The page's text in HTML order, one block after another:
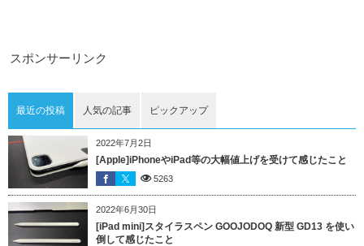
スポンサーリンク
最近の投稿 人気の記事 ピックアップ
2022年7月2日
[Apple]iPhoneやiPad等の大幅値上げを受けて感じたこと
5263
2022年6月30日
[iPad mini]スタイラスペン GOOJODOQ 新型 GD13 を使い
倒して感じたこと